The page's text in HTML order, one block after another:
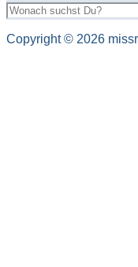
Copyright © 2026